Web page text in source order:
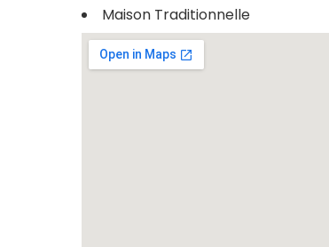
Maison Traditionnelle